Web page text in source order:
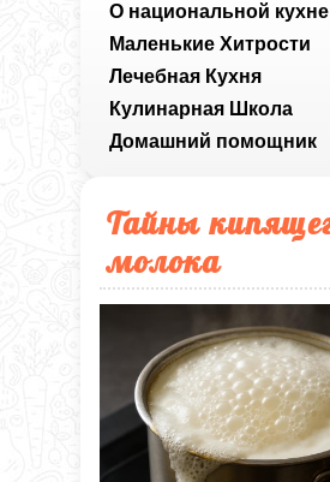
О национальной кухне
Маленькие Хитрости
Лечебная Кухня
Кулинарная Школа
Домашний помощник
Тайны
молока